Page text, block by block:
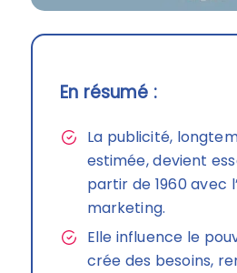
En résumé :
La publicité,
estimée, devient
partir de 1960 avec
marketing.
Elle influence le
crée des besoins,